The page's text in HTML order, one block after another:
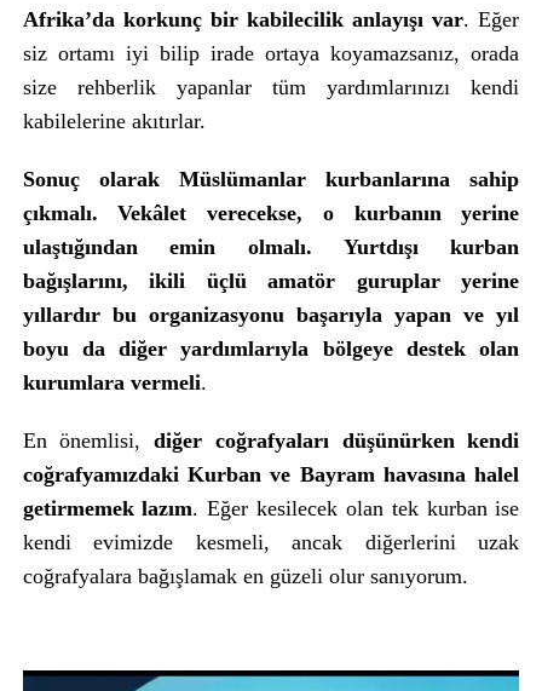
Afrika’da korkunç bir kabilecilik anlayışı var. Eğer
siz ortamı iyi bilip irade ortaya koyamazsanız, orada
size rehberlik yapanlar tüm yardımlarınızı kendi
kabilelerine akıtırlar.
Sonuç olarak Müslümanlar kurbanlarına sahip
çıkmalı. Vekâlet verecekse, o kurbanın yerine
ulaştığından emin olmalı. Yurtdışı kurban
bağışlarını, ikili üçlü amatör guruplar yerine
yıllardır bu organizasyonu başarıyla yapan ve yıl
boyu da diğer yardımlarıyla bölgeye destek olan
kurumlara vermeli.
En önemlisi,diğer coğrafyaları düşünürken kendi
coğrafyamızdaki Kurban ve Bayram havasına halel
getirmemek lazım. Eğer kesilecek olan tek kurban ise
kendi evimizde kesmeli, ancak diğerlerini uzak
coğrafyalara bağışlamak en güzeli olur sanıyorum.